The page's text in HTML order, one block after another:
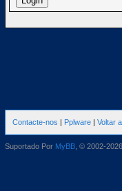
Contacte-nos | Pplware | Voltar
Suportado Por MyBB , © 2002-2026